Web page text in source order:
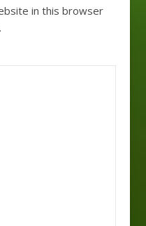
in this browser